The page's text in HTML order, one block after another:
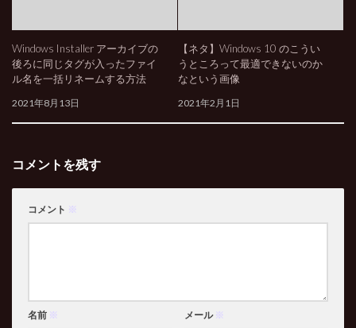
Windows Installer アーカイブの
後ろに同じタグが入ったファイ
ル名を一括リネームする方法
2021年8月13日
【ネタ】Windows 10 のこうい
うところって最適できないのか
なという画像
2021年2月1日
コメントを残す
コメント ※
名前 ※ メール ※